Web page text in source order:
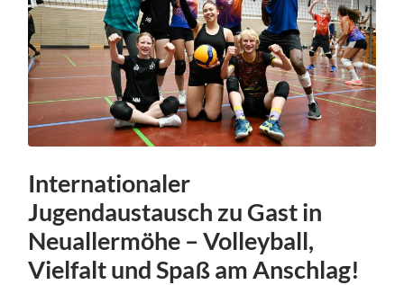
Internationaler
Jugendaustausch zu Gast in
Neuallermöhe – Volleyball,
Vielfalt und Spaß am Anschlag!